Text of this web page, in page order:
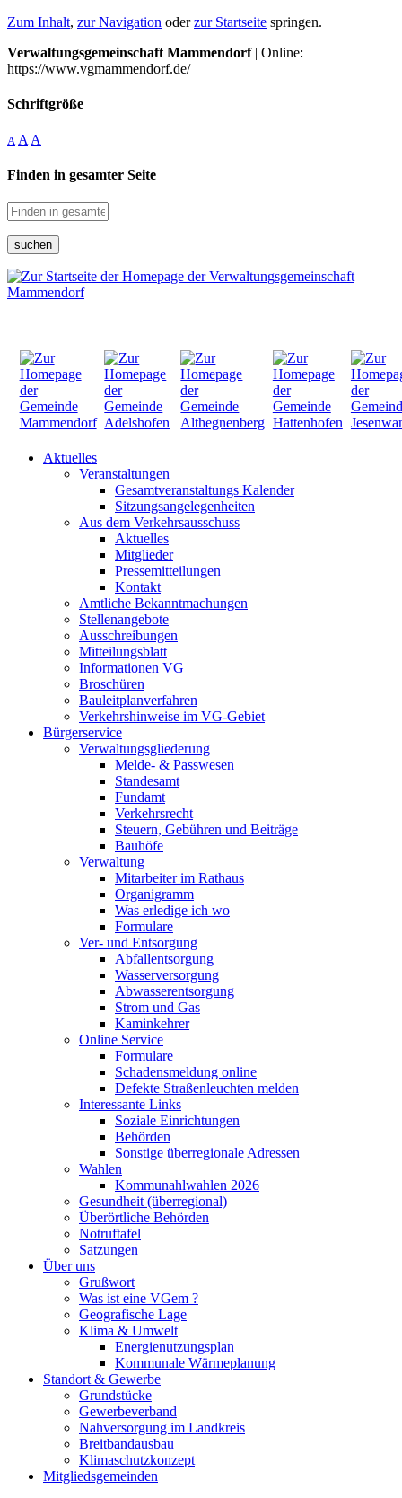
Zum Inhalt, zur Navigation oderzur Startseite springen.
Verwaltungsgemeinschaft Mammendorf| Online:
https://www.vgmammendorf.de/
Schriftgröße
A A A
Finden in gesamter Seite
suchen
Aktuelles
Veranstaltungen
Gesamtveranstaltungs Kalender
Sitzungsangelegenheiten
Aus dem Verkehrsausschuss
Aktuelles
Mitglieder
Pressemitteilungen
Kontakt
Amtliche Bekanntmachungen
Stellenangebote
Ausschreibungen
Mitteilungsblatt
Informationen VG
Broschüren
Bauleitplanverfahren
Verkehrshinweise im VG-Gebiet
Bürgerservice
Verwaltungsgliederung
Melde- & Passwesen
Standesamt
Fundamt
Verkehrsrecht
Steuern, Gebühren und Beiträge
Bauhöfe
Verwaltung
Mitarbeiter im Rathaus
Organigramm
Was erledige ich wo
Formulare
Ver- und Entsorgung
Abfallentsorgung
Wasserversorgung
Abwasserentsorgung
Strom und Gas
Kaminkehrer
Online Service
Formulare
Schadensmeldung online
Defekte Straßenleuchten melden
Interessante Links
Soziale Einrichtungen
Behörden
Sonstige überregionale Adressen
Wahlen
Kommunahlwahlen 2026
Gesundheit (überregional)
Überörtliche Behörden
Notruftafel
Satzungen
Über uns
Grußwort
Was ist eine VGem ?
Geografische Lage
Klima & Umwelt
Energienutzungsplan
Kommunale Wärmeplanung
Standort & Gewerbe
Grundstücke
Gewerbeverband
Nahversorgung im Landkreis
Breitbandausbau
Klimaschutzkonzept
Mitgliedsgemeinden